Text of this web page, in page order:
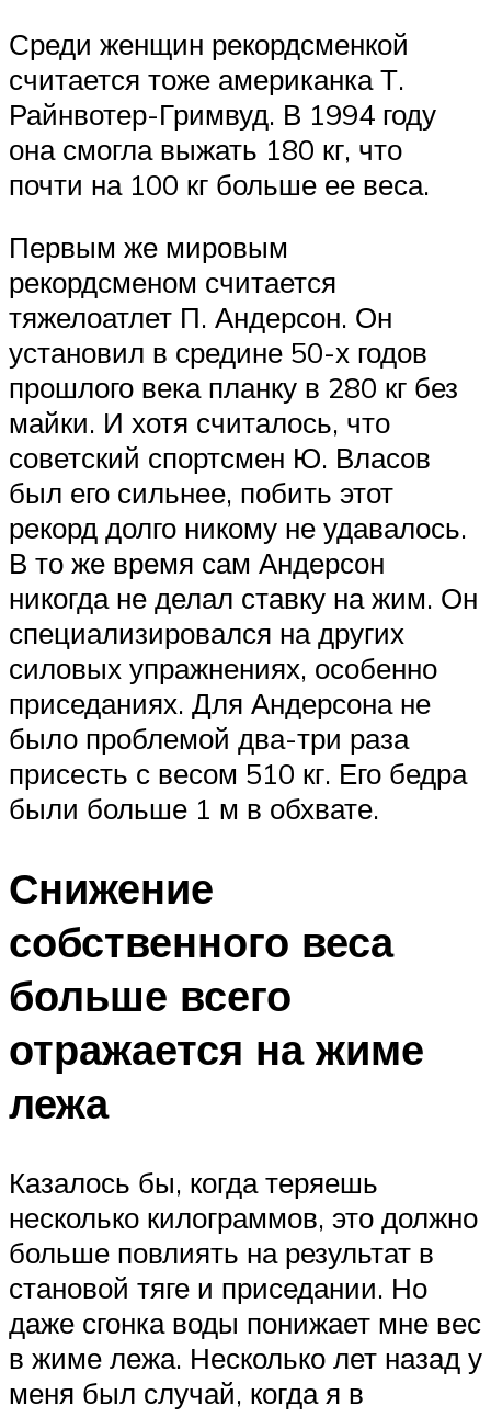
Среди женщин рекордсменкой
считается тоже американка Т.
Райнвотер-Гримвуд. В 1994 году
она смогла выжать 180 кг, что
почти на 100 кг больше ее веса.
Первым же мировым
рекордсменом считается
тяжелоатлет П. Андерсон. Он
установил в средине 50-х годов
прошлого века планку в 280 кг без
майки. И хотя считалось, что
советский спортсмен Ю. Власов
был его сильнее, побить этот
рекорд долго никому не удавалось.
В то же время сам Андерсон
никогда не делал ставку на жим. Он
специализировался на других
силовых упражнениях, особенно
приседаниях. Для Андерсона не
было проблемой два-три раза
присесть с весом 510 кг. Его бедра
были больше 1 м в обхвате.
Снижение
собственного веса
больше всего
отражается на жиме
лежа
Казалось бы, когда теряешь
несколько килограммов, это должно
больше повлиять на результат в
становой тяге и приседании. Но
даже сгонка воды понижает мне вес
в жиме лежа. Несколько лет назад у
меня был случай, когда я в